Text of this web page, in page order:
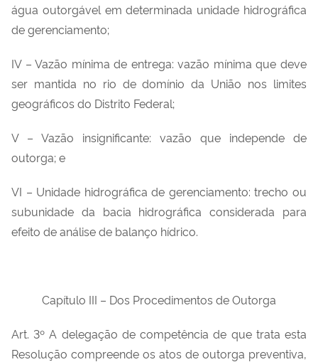
água outorgável em determinada unidade hidrográfica
de gerenciamento;
IV – Vazão mínima de entrega: vazão mínima que deve
ser mantida no rio de domínio da União nos limites
geográficos do Distrito Federal;
V – Vazão insignificante: vazão que independe de
outorga; e
VI – Unidade hidrográfica de gerenciamento: trecho ou
subunidade da bacia hidrográfica considerada para
efeito de análise de balanço hídrico.
Capítulo III – Dos Procedimentos de Outorga
Art. 3º A delegação de competência de que trata esta
Resolução compreende os atos de outorga preventiva,